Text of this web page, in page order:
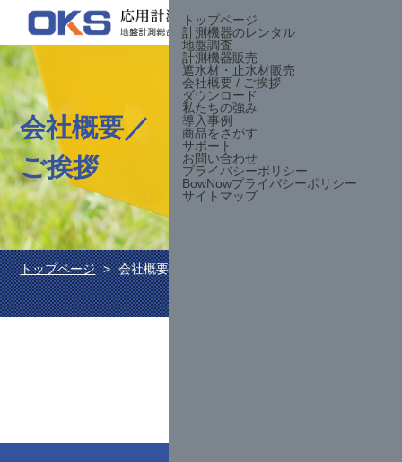
トップページ
計測機器のレンタル
地盤調査
計測機器販売
遮水材・止水材販売
会社概要 / ご挨拶
ダウンロード
私たちの強み
導入事例
商品をさがす
サポート
お問い合わせ
プライバシーポリシー
BowNowプライバシーポリシー
サイトマップ
会社概要／
ご挨拶
トップページ 会社概要／ご挨拶